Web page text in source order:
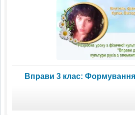
Вправи 3 клас: Формування